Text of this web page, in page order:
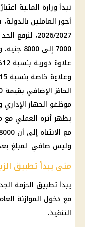
أجور العاملين
2026/2027،
7000
موظفو الجهاز الإداري
يظهر أثره العملي مع
وليس صافي المبلغ
متى يبدأ تطبيق
مع دخول الموازنة
التنفيذ.